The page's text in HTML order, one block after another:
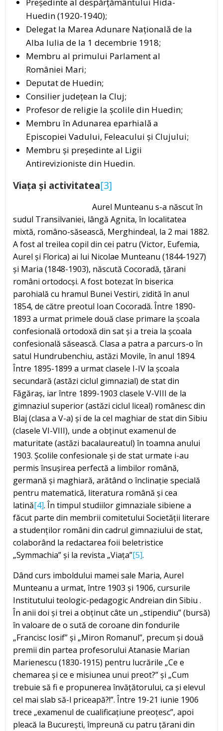
Președinte al despărțământului Hida-
Huedin (1920-1940);
Delegat la Marea Adunare Națională de la
Alba Iulia de la 1 decembrie 1918;
Membru al primului Parlament al
României Mari;
Deputat de Huedin;
Consilier județean la Cluj;
Profesor de religie la școlile din Huedin;
Membru în Adunarea eparhială a
Episcopiei Vadului, Feleacului și Clujului;
Membru și președinte al Ligii
Antirevizioniste din Huedin.
Viața și activitatea[3]
Aurel Munteanu s-a născut în
sudul Transilvaniei, lângă Agnita, în localitatea
mixtă, româno-săsească, Merghindeal, la 2 mai 1882.
A fost al treilea copil din cei patru (Victor, Eufemia,
Aurel și Florica) ai lui Nicolae Munteanu (1844-1927)
și Maria (1848-1903), născută Cocoradă, țărani
români ortodocși. A fost botezat în biserica
parohială cu hramul Bunei Vestiri, zidită în anul
1854, de către preotul Ioan Cocoradă. Între 1890-
1893 a urmat primele două clase primare la școala
confesională ortodoxă din sat și a treia la școala
confesională săsească. Clasa a patra a parcurs-o în
satul Hundrubenchiu, astăzi Movile, în anul 1894.
Între 1895-1899 a urmat clasele I-IV la școala
secundară (astăzi ciclul gimnazial) de stat din
Făgăraș, iar între 1899-1903 clasele V-VIII de la
gimnaziul superior (astăzi ciclul liceal) românesc din
Blaj (clasa a V-a) și de la cel maghiar de stat din Sibiu
(clasele VI-VIII), unde a obținut examenul de
maturitate (astăzi bacalaureatul) în toamna anului
1903. Școlile confesionale și de stat urmate i-au
permis însușirea perfectă a limbilor română,
germană și maghiară, arătând o înclinație specială
pentru matematică, literatura română și cea
latină[4]. În timpul studiilor gimnaziale sibiene a
făcut parte din membrii comitetului Societății literare
a studenților români din cadrul gimnaziului de stat,
colaborând la redactarea foii beletristice
„Symmachia” și la revista „Viața”[5].
Dând curs imboldului mamei sale Maria, Aurel
Munteanu a urmat, între 1903 și 1906, cursurile
Institutului teologic-pedagogic Andreian din Sibiu .
În anii doi și trei a obținut câte un „stipendiu” (bursă)
în valoare de o sută de coroane din fondurile
„Francisc Iosif” și „Miron Romanul”, precum și două
premii din partea profesorului Atanasie Marian
Marienescu (1830-1915) pentru lucrările „Ce e
chemarea și ce e misiunea unui preot?” și „Cum
trebuie să fi e propunerea învățătorului, ca și elevul
cel mai slab să-l priceapă?!”. Între 19-21 iunie 1906
trece „examenul de cualificațiune preoțesc”, apoi
pleacă la București, împreună cu patru țărani din